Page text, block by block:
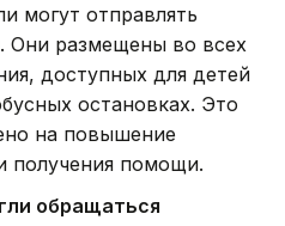
могут отправлять
Они размещены во всех
доступных для детей
остановках. Это
на повышение
получения помощи.
обращаться